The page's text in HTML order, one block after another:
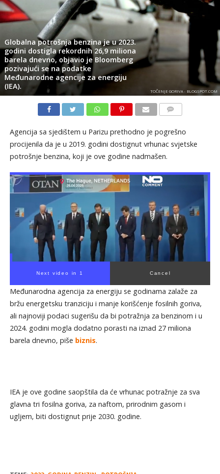
Globalna potrošnja benzina je u 2023.
godini dostigla rekordnih 26,9 miliona
barela dnevno, objavio je Bloomberg
pozivajući se na podatke
Međunarodne agencije za energiju
(IEA).
TOČENJE GORIVA - BLOGSPOT.COM
Agencija sa sjedištem u Parizu prethodno je pogrešno
procijenila da je u 2019. godini dostignut vrhunac svjetske
potrošnje benzina, koji je ove godine nadmašen.
Next video in 1 Cancel
Međunarodna agencija za energiju se godinama zalaže za
bržu energetsku tranziciju i manje korišćenje fosilnih goriva,
ali najnoviji podaci sugerišu da bi potražnja za benzinom i u
2024. godini mogla dodatno porasti na iznad 27 miliona
barela dnevno, piše biznis.
IEA je ove godine saopštila da će vrhunac potražnje za sva
glavna tri fosilna goriva, za naftom, prirodnim gasom i
ugljem, biti dostignut prije 2030. godine.